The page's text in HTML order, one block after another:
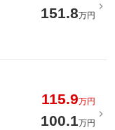
151.8万円
115.9万円
100.1万円